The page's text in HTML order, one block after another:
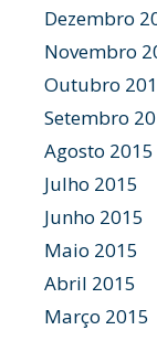
Dezembro
Novembro
Outubro
Setembro
Agosto 2015
Julho 2015
Junho 2015
Maio 2015
Abril 2015
Março 2015